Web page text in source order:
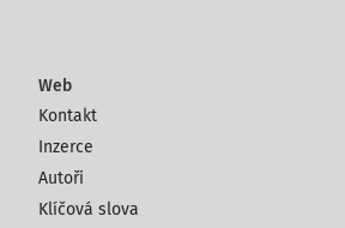
Web
Kontakt
Inzerce
Autoři
Klíčová slova